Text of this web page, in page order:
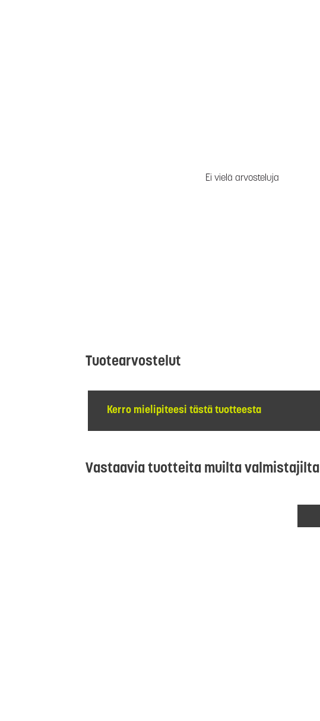
Ei vielä arvosteluja
Tuotearvostelut
Kerro mielipiteesi tästä tuotteesta
Vastaavia tuotteita muilta valmistajilta